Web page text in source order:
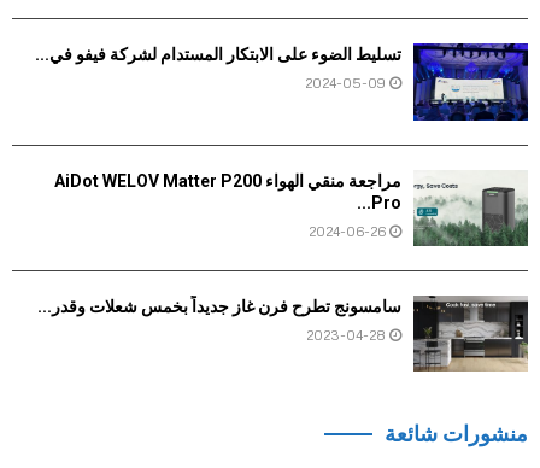
تسليط الضوء على الابتكار المستدام لشركة فيفو في...
2024-05-09
مراجعة منقي الهواء AiDot WELOV Matter P200
Pro...
2024-06-26
سامسونج تطرح فرن غاز جديداً بخمس شعلات وقدر...
2023-04-28
منشورات شائعة